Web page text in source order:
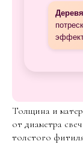
Толщина и
от диаметра
толстого